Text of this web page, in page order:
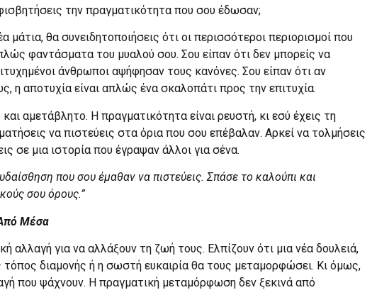
την πραγματικότητα που σου έδωσαν;
θα συνειδητοποιήσεις ότι οι περισσότεροι περιορισμοί που
φαντάσματα του μυαλού σου. Σου είπαν ότι δεν μπορείς να
άνθρωποι αψήφησαν τους κανόνες. Σου είπαν ότι αν
η αποτυχία είναι απλώς ένα σκαλοπάτι προς την επιτυχία.
αμετάβλητο. Η πραγματικότητα είναι ρευστή, κι εσύ έχεις τη
να πιστεύεις στα όρια που σου επέβαλαν. Αρκεί να τολμήσεις
σε μια ιστορία που έγραψαν άλλοι για σένα.
που σου έμαθαν να πιστεύεις. Σπάσε το καλούπι και
σου όρους.”
Μέσα
αλλαγή για να αλλάξουν τη ζωή τους. Ελπίζουν ότι μια νέα δουλειά,
διαμονής ή η σωστή ευκαιρία θα τους μεταμορφώσει. Κι όμως,
που ψάχνουν. Η πραγματική μεταμόρφωση δεν ξεκινά από